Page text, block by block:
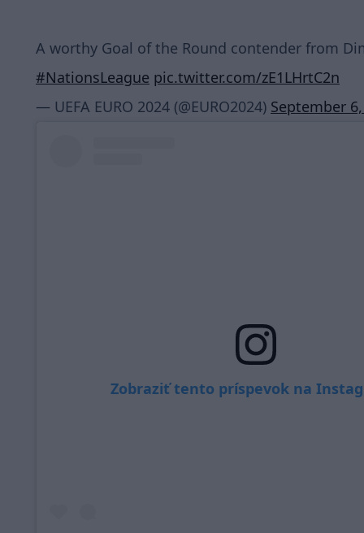
A worthy Goal of the Round contender from
#NationsLeague pic.twitter.com/zE1LHrtC2n
— UEFA EURO 2024 (@EURO2024) September
Zobraziť tento príspevok na